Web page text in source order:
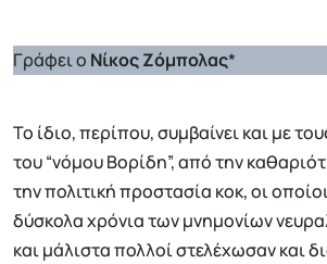
Γράφει ο Νίκος Ζόμπολας*
Το ίδιο, περίπου, συμβαίνει και με
του “νόμου Βορίδη”, από την
την πολιτική προστασία κοκ, οι
δύσκολα χρόνια των μνημονίων
και μάλιστα πολλοί στελέχωσαν και